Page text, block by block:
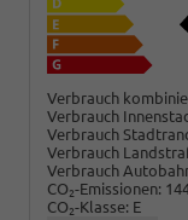
Verbrauch
Verbrauch
Verbrauch
Verbrauch
Verbrauch
CO2-Emissionen:
CO2-Klasse: E